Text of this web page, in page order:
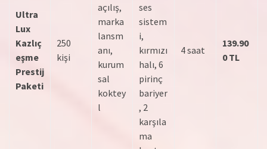
Ultra
Lux
Kazlıç
eşme
Prestij
Paketi
250
kişi
açılış,
marka
lansm
anı,
kurum
sal
koktey
l
ses
sistem
i,
kırmızı
halı, 6
pirinç
bariyer
, 2
karşıla
ma
4 saat
139.90
0 TL